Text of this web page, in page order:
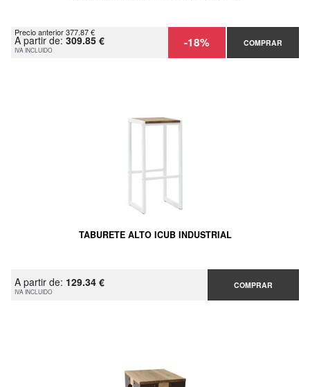
Precio anterior 377.87 €
A partir de: 309.85 €
IVA INCLUIDO -18% COMPRAR
TABURETE ALTO ICUB INDUSTRIAL
A partir de: 129.34 €
IVA INCLUIDO
COMPRAR